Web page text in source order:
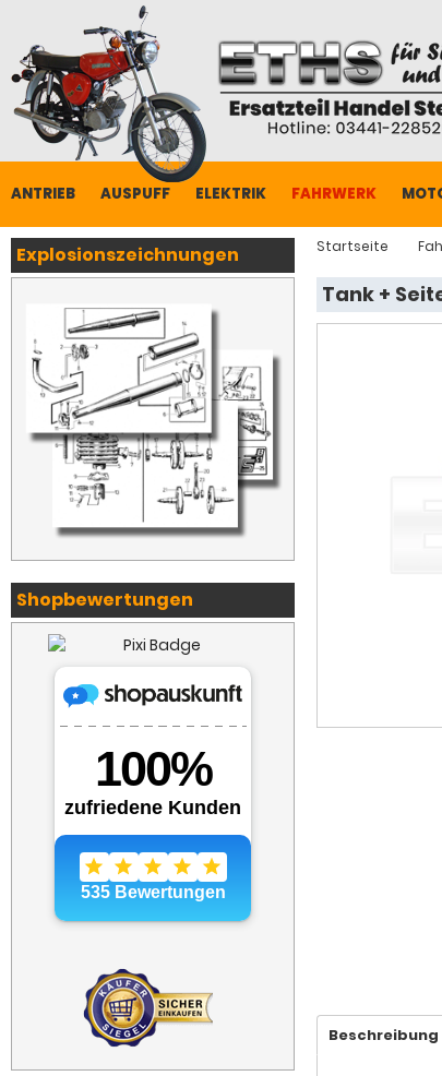
ANTRIEB AUSPUFF ELEKTRIK FAHRWERK
Startseite
Tank +
Beschreibung
Explosionszeichnungen
Shopbewertungen